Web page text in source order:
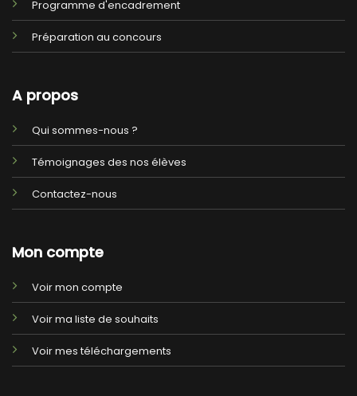
Programme d'encadrement
Préparation au concours
A propos
Qui sommes-nous ?
Témoignages des nos élèves
Contactez-nous
Mon compte
Voir mon compte
Voir ma liste de souhaits
Voir mes téléchargements